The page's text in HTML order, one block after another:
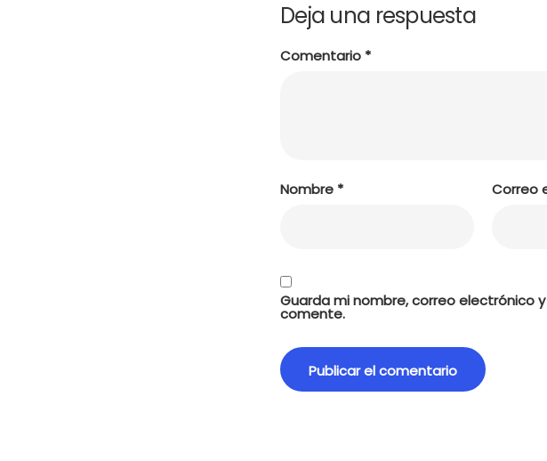
Deja una respuesta
Comentario *
Nombre * Correo
Guarda mi nombre, correo electrónico
comente.